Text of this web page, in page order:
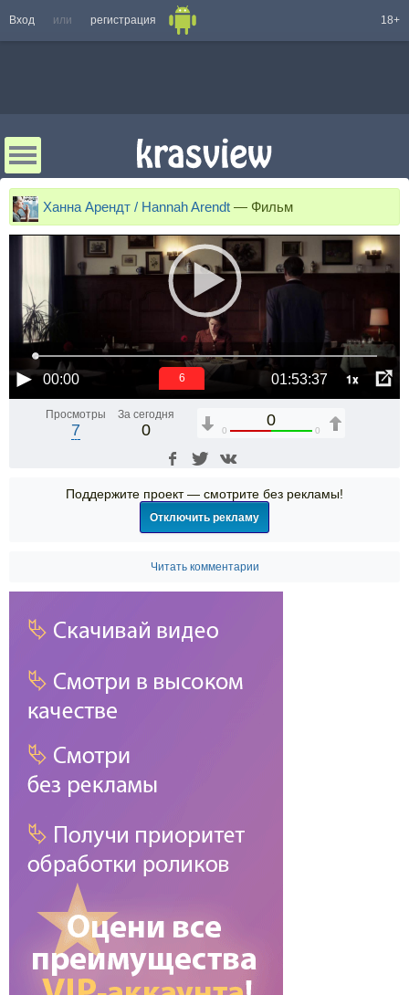
Вход или регистрация 18+
Ханна Арендт / Hannah Arendt — Фильм
00:00 01:53:37 1x
6
Просмотры
7
За сегодня
0
0
0 0
Поддержите проект — смотрите без рекламы!
Отключить рекламу
Читать комментарии